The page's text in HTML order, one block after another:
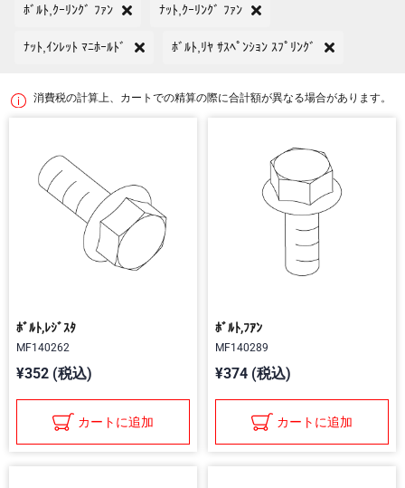
ﾎﾞﾙﾄ,ｸｰﾘﾝｸﾞ ﾌｧﾝ ﾅｯﾄ,ｸｰﾘﾝｸﾞ ﾌｧﾝ
ﾅｯﾄ,ｲﾝﾚｯﾄ ﾏﾆﾎｰﾙﾄﾞ ﾎﾞﾙﾄ,ﾘﾔ ｻｽﾍﾟﾝｼｮﾝ ｽﾌﾟﾘﾝｸﾞ
消費税の計算上、カートでの精算の際に合計額が異なる場合があります。
ﾎﾞﾙﾄ,ﾚｼﾞｽﾀ
MF140262
¥352 (税込)
カートに追加
ﾎﾞﾙﾄ,ﾌｱﾝ
MF140289
¥374 (税込)
カートに追加